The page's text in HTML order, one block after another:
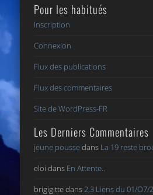
Pour les habitués
Inscription
Connexion
Flux des publications
Flux des commentaires
Site de WordPress-FR
Les Derniers Commentaires
jeune poussedans La 19 reste
eloi dans En Attente..
brigigittedans 2,3 Liens du 01/O7/